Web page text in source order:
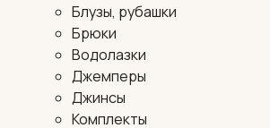
Блузы, рубашки
Брюки
Водолазки
Джемперы
Джинсы
Комплекты